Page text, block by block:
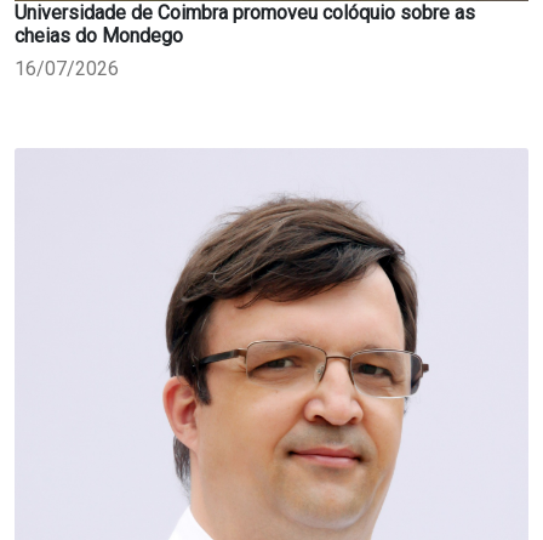
Universidade de Coimbra promoveu colóquio sobre as
cheias do Mondego
16/07/2026